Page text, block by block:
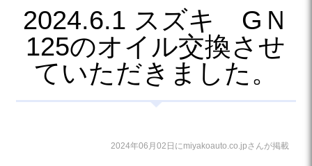
2024.6.1 スズキ GＮ
125のオイル交換させ
ていただきました。
2024年06月02日にmiyakoauto.co.jpさんが掲載